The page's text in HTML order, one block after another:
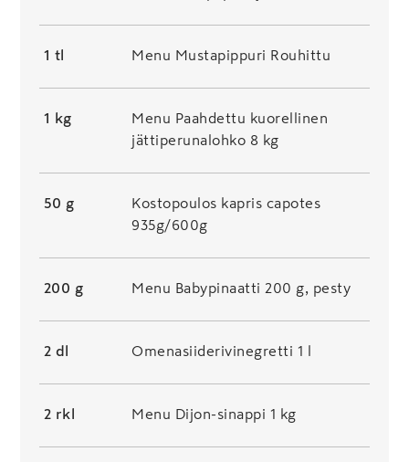
1 tl Menu Mustapippuri Rouhittu
1 kg
Menu Paahdettu kuorellinen
jättiperunalohko 8 kg
50 g
Kostopoulos kapris capotes
935g/600g
200 g Menu Babypinaatti 200 g, pesty
2 dl Omenasiiderivinegretti 1 l
2 rkl Menu Dijon-sinappi 1 kg